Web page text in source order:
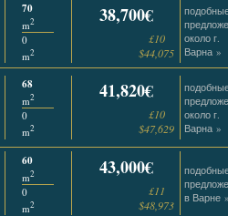
70
m2
0
m2
38,700€
£10
$44,075
около г.
Варна »
68
m2
0
m2
41,820€
£10
$47,629
около г.
Варна »
60
m2
0
m2
43,000€
£11
$48,973
в Варне »